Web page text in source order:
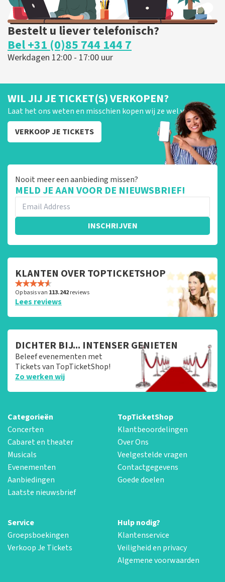
Bestelt u liever telefonisch?
Bel +31 (0)85 744 144 7
Werkdagen 12:00 - 17:00 uur
WIL JIJ JE TICKET(S) VERKOPEN?
Laat het ons weten en misschien kopen wij ze wel van je!
VERKOOP JE TICKETS
Nooit meer een aanbieding missen?
MELD JE AAN VOOR DE NIEUWSBRIEF!
INSCHRIJVEN
KLANTEN OVER TOPTICKETSHOP
Op basis van 113.242reviews
Lees reviews
DICHTER BIJ... INTENSER GENIETEN
Beleef evenementen met
Tickets van TopTicketShop!
Zo werken wij
Categorieën
Concerten
Cabaret en theater
Musicals
Evenementen
Aanbiedingen
Laatste nieuwsbrief
TopTicketShop
Klantbeoordelingen
Over Ons
Veelgestelde vragen
Contactgegevens
Goede doelen
Service
Groepsboekingen
Verkoop Je Tickets
Hulp nodig?
Klantenservice
Veiligheid en privacy
Algemene voorwaarden